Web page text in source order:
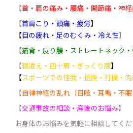
【首・肩の痛み・腰痛・関節痛・神
【首肩こり・頭痛・疲労】
【目の疲れ・足のむくみ・冷え性】
【猫背・反り腰・ストレートネック
【寝違え・四十肩・ぎっくり腰】
【スポーツでの怪我・捻挫・打撲・
【自律神経の乱れ（目眩・耳鳴・不眠
【交通事故の相談・産後のお悩み】
お身体のお悩みを気軽に相談してく